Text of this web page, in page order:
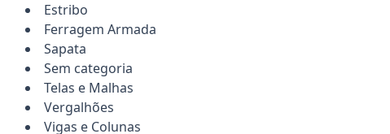
Estribo
Ferragem Armada
Sapata
Sem categoria
Telas e Malhas
Vergalhões
Vigas e Colunas